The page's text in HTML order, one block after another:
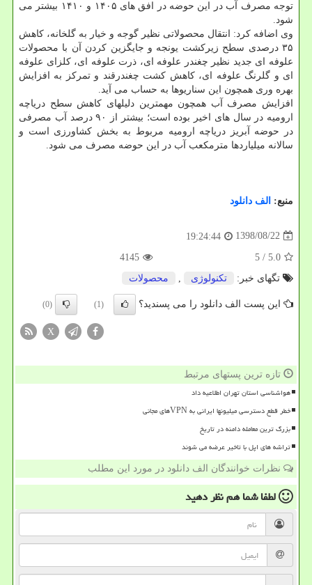
توجه مصرف آب در این حوضه در افق های ۱۴۰۵ و ۱۴۱۰ بیشتر می
شود.
وی اضافه كرد: انتقال محصولاتی نظیر گوجه و خیار به گلخانه، كاهش
۳۵ درصدی سطح زیركشت یونجه و جایگزین كردن آن با محصولات
علوفه ای جدید نظیر چغندر علوفه ای، ذرت علوفه ای، كلزای علوفه
ای و گلرنگ علوفه ای، كاهش كشت چغندرقند و تمركز به افزایش
بهره وری همچون این سناریوها به حساب می آید.
افزایش مصرف آب همچون مهمترین دلیلهای كاهش سطح دریاچه
ارومیه در سال های اخیر بوده است؛ بیشتر از ۹۰ درصد آب مصرفی
در حوضه آبریز دریاچه ارومیه مربوط به بخش كشاورزی است و
سالانه میلیاردها مترمكعب آب در این حوضه مصرف می شود.
منبع: الف دانلود
1398/08/22
19:24:44
5.0
/ 5
4145
تگهای خبر:
تكنولوژی , محصولات
این پست الف دانلود را می پسندید؟ (1)
(0)
X
تازه ترین پستهای مرتبط
هواشناسی استان تهران اطلاعیه داد
خطر قطع دسترسی میلیونها ایرانی به VPNهای مجانی
بزرگ ترین معامله دامنه در تاریخ
تراشه های اپل با تاخیر عرضه می شوند
نظرات خوانندگان الف دانلود در مورد این مطلب
لطفا شما همنظر دهید